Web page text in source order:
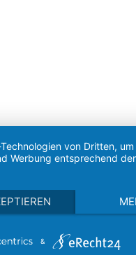
von Dritten,
Werbung entsprechend
&